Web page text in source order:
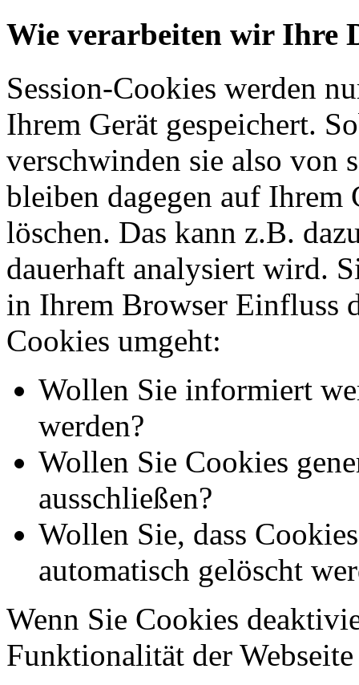
Wie verarbeiten wir Ihre
Session-Cookies werden
Ihrem Gerät gespeichert.
verschwinden sie also von
bleiben dagegen auf Ihrem
löschen. Das kann z.B.
dauerhaft analysiert wird.
in Ihrem Browser Einfluss
Cookies umgeht:
Wollen Sie informiert
werden?
Wollen Sie Cookies
ausschließen?
Wollen Sie, dass
automatisch gelöscht
Wenn Sie Cookies
Funktionalität der